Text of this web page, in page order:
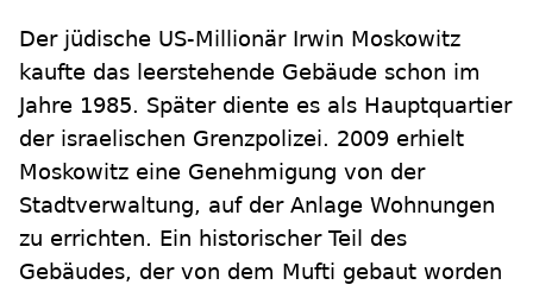
Der jüdische US-Millionär Irwin Moskowitz
kaufte das leerstehende Gebäude schon im
Jahre 1985. Später diente es als Hauptquartier
der israelischen Grenzpolizei. 2009 erhielt
Moskowitz eine Genehmigung von der
Stadtverwaltung, auf der Anlage Wohnungen
zu errichten. Ein historischer Teil des
Gebäudes, der von dem Mufti gebaut worden